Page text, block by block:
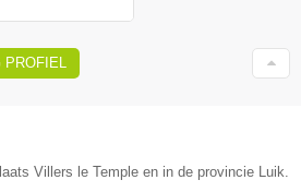
Villers le Temple en in de provincie Luik.